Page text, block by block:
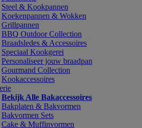
Steel & Kookpannen
Koekenpannen & Wokken
Grillpannen
BBQ Outdoor Collection
Braadsledes & Accessoires
Speciaal Kookgerei
Personaliseer jouw braadpan
Gourmand Collection
Kookaccessoires
Bekijk Alle Bakaccessoires
Bakplaten & Bakvormen
Bakvormen Sets
Cake & Muffinvormen